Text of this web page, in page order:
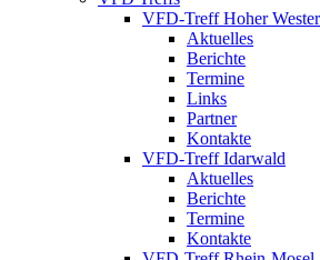
VFD-Treff Hoher
Aktuelles
Berichte
Termine
Links
Partner
Kontakte
VFD-Treff Idarwald
Aktuelles
Berichte
Termine
Kontakte